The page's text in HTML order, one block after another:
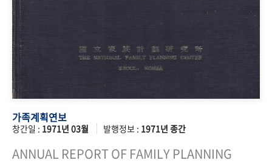
가족계획연보
창간일 : 1971년 03월 발행정보 : 1971년 종간
ANNUAL REPORT OF FAMILY PLANNING